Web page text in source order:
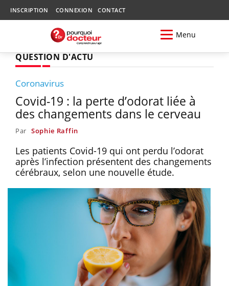
INSCRIPTION CONNEXION CONTACT
Menu
QUESTION D'ACTU
Coronavirus
Covid-19 : la perte d’odorat liée à
des changements dans le cerveau
Par Sophie Raffin
Les patients Covid-19 qui ont perdu l’odorat
après l’infection présentent des changements
cérébraux, selon une nouvelle étude.